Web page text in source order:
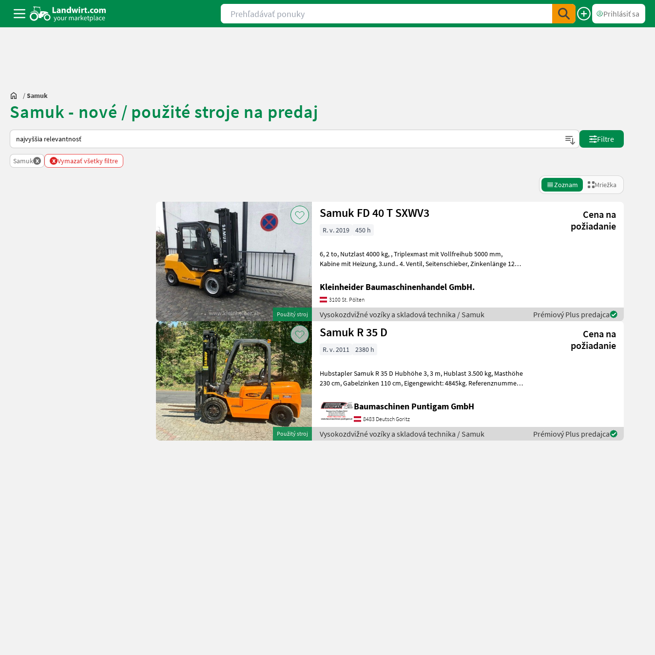
Prehľadávať ponuky
Prihlásiť sa
/Samuk
Samuk - nové / použité stroje na predaj
Takto sa vykonáva triedenie na Landwirt.com
Filtre
Samuk x x Vymazať všetky filtre
Zoznam Mriežka
Použitý stroj
Samuk FD 40 T SXWV3
Cena na
požiadanie
R. v. 2019 450 h
6, 2 to, Nutzlast 4000 kg, , Triplexmast mit Vollfreihub 5000 mm,
Kabine mit Heizung, 3.und.. 4. Ventil, Seitenschieber, Zinkenlänge 1200
Kleinheider Baumaschinenhandel GmbH.
3100 St. Pölten
Vysokozdvižné vozíky a skladová technika / Samuk Prémiový Plus predajca
Použitý stroj
Samuk R 35 D
Cena na
požiadanie
R. v. 2011 2380 h
Hubstapler Samuk R 35 D Hubhöhe 3, 3 m, Hublast 3.500 kg, Masthöhe
230 cm, Gabelzinken 110 cm, Eigengewicht: 4845kg. Referenznummer:
Baumaschinen Puntigam GmbH
8483 Deutsch Goritz
Vysokozdvižné vozíky a skladová technika / Samuk Prémiový Plus predajca